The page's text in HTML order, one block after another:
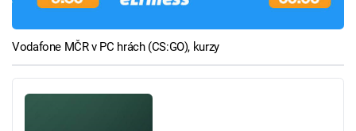
Vodafone MČR v PC hrách (CS:GO), kurzy